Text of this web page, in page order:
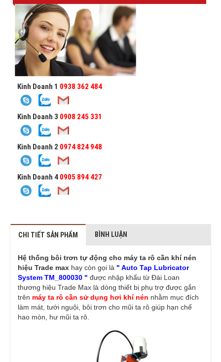
Kinh Doanh 1 0938 362 484
Kinh Doanh 3 0908 245 331
Kinh Doanh 2 0974 824 948
Kinh Doanh 4 0905 894 427
CHI TIẾT SẢN PHẨM BÌNH LUẬN
Hệ thống bôi trơn tự động cho máy ta rô cần khí nén
hiệu Trade max hay còn gọi là " Auto Tap Lubricator
System TM_800030 " được nhập khẩu từ Đài Loan
thương hiệu Trade Max là dòng thiết bị phụ trợ được gắn
trên máy ta rô cần sử dụng hơi khí nén nhằm mục đích
làm mát, tưới nguội, bôi trơn cho mũi ta rô giúp hạn chế
hao mòn, hư mũi ta rô.